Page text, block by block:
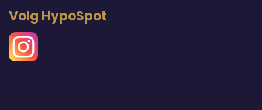
Volg HypoSpot